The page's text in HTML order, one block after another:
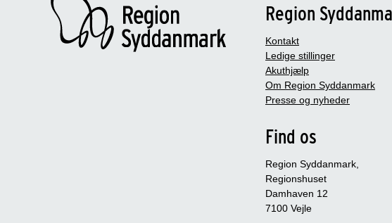
Region
Kontakt
Ledige stillinger
Akuthjælp
Om Region Syddanmark
Presse og nyheder
Find os
Region Syddanmark,
Regionshuset
Damhaven 12
7100 Vejle